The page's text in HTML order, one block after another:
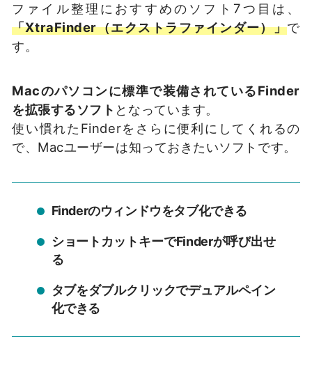
ファイル整理におすすめのソフト7つ目は、
「XtraFinder（エクストラファインダー）」で
す。
Macのパソコンに標準で装備されているFinder
を拡張するソフト となっています。
使い慣れたFinderをさらに便利にしてくれるの
で、Macユーザーは知っておきたいソフトです。
Finderのウィンドウをタブ化できる
ショートカットキーでFinderが呼び出せ
る
タブをダブルクリックでデュアルペイン
化できる